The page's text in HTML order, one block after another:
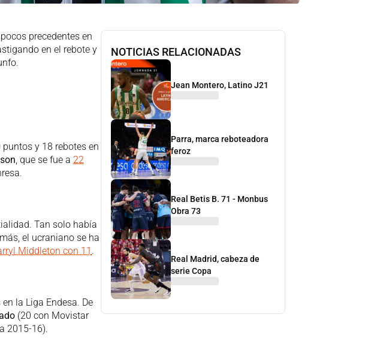
precedentes en
en el rebote y
y 18 rebotes en
, que se fue a 22
Tan solo había
el ucraniano se ha
Middleton con 11 .
la Liga Endesa. De
(20 con Movistar
2015-16).
NOTICIAS RELACIONADAS
Jean Montero, Latino J21
Parra, marca reboteadora
feroz
Real Betis B. 71 - Monbus
Obra 73
Real Madrid, cabeza de
serie Copa